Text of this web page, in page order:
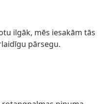
ilgāk, mēs iesakām tās
pārsegu.